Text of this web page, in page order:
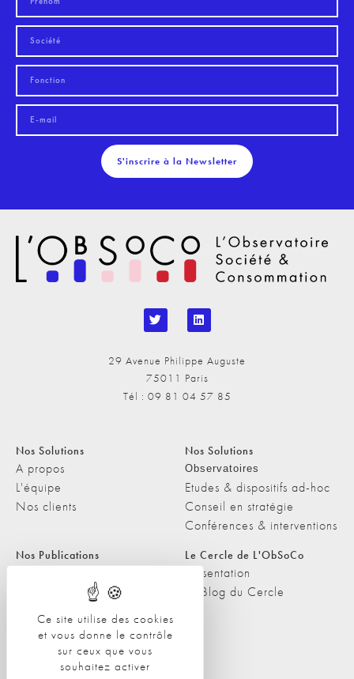
Ce site utilise des cookies
et vous donne le contrôle
sur ceux que vous
souhaitez activer
S'inscrire à la Newsletter
29 Avenue Philippe Auguste
75011 Paris
Tél : 09 81 04 57 85
Nos Solutions
A propos
L'équipe
Nos clients
Nos Solutions
Observatoires
Etudes & dispositifs ad-hoc
Conseil en stratégie
Conférences & interventions
Nos Publications
Les Podcasts de L'ObSoCo
L'ObSoCo dans les médias
Le Cercle de L'ObSoCo
Présentation
Le Blog du Cercle
Contacts
Nous contacter